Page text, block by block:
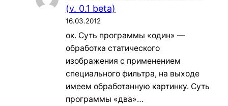
(v. 0.1 beta)
16.03.2012
ок. Суть программы «один» —
обработка статического
изображения с применением
специального фильтра, на выходе
имеем обработанную картинку. Суть
программы «два»…